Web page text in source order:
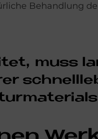
Behandlung
muss